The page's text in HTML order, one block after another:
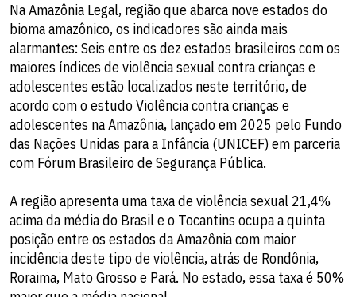
Na Amazônia Legal, região que abarca nove estados do
bioma amazônico, os indicadores são ainda mais
alarmantes: Seis entre os dez estados brasileiros com os
maiores índices de violência sexual contra crianças e
adolescentes estão localizados neste território, de
acordo com o estudo Violência contra crianças e
adolescentes na Amazônia, lançado em 2025 pelo Fundo
das Nações Unidas para a Infância (UNICEF) em parceria
com Fórum Brasileiro de Segurança Pública.
A região apresenta uma taxa de violência sexual 21,4%
acima da média do Brasil e o Tocantins ocupa a quinta
posição entre os estados da Amazônia com maior
incidência deste tipo de violência, atrás de Rondônia,
Roraima, Mato Grosso e Pará. No estado, essa taxa é 50%